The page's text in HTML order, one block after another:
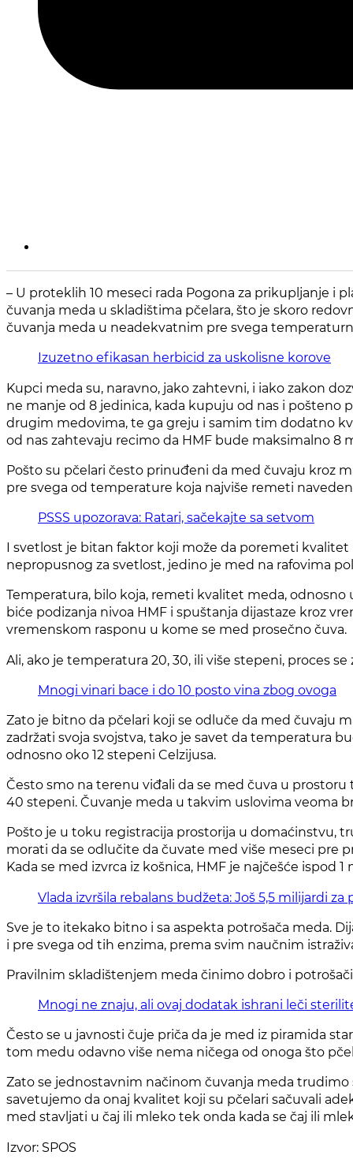
– U proteklih 10 meseci rada Pogona za prikupljanje i
čuvanja meda u skladištima pčelara, što je skoro
čuvanja meda u neadekvatnim pre svega
Izuzetno efikasan herbicid za uskolisne korove
Kupci meda su, naravno, jako zahtevni, i iako zakon
ne manje od 8 jedinica, kada kupuju od nas i pošteno
drugim medovima, te ga greju i samim tim dodatno
od nas zahtevaju recimo da HMF bude maksimalno 8
Pošto su pčelari često prinuđeni da med čuvaju kroz
pre svega od temperature koja najviše remeti
PSSS upozorava: Ratari, sačekajte sa setvom
I svetlost je bitan faktor koji može da poremeti
nepropusnog za svetlost, jedino je med na rafovima
Temperatura, bilo koja, remeti kvalitet meda, odnosno
biće podizanja nivoa HMF i spuštanja dijastaze kroz
vremenskom rasponu u kome se med prosečno čuva.
Ali, ako je temperatura 20, 30, ili više stepeni, proces se
Mnogi vinari bace i do 10 posto vina zbog ovoga
Zato je bitno da pčelari koji se odluče da med čuvaju
zadržati svoja svojstva, tako je savet da temperatura
odnosno oko 12 stepeni Celzijusa.
Često smo na terenu viđali da se med čuva u
40 stepeni. Čuvanje meda u takvim uslovima veoma
Pošto je u toku registracija prostorija u domaćinstvu,
morati da se odlučite da čuvate med više meseci pre
Kada se med izvrca iz košnica, HMF je najčešće ispod
Vlada izvršila rebalans budžeta: Još 5,5 milijardi
Sve je to itekako bitno i sa aspekta potrošača meda.
i pre svega od tih enzima, prema svim naučnim
Pravilnim skladištenjem meda činimo dobro i
Mnogi ne znaju, ali ovaj dodatak ishrani leči
Često se u javnosti čuje priča da je med iz piramida
tom medu odavno više nema ničega od onoga što
Zato se jednostavnim načinom čuvanja meda
savetujemo da onaj kvalitet koji su pčelari sačuvali
med stavljati u čaj ili mleko tek onda kada se čaj ili
Izvor: SPOS